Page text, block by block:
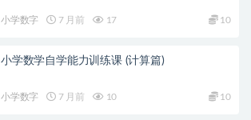
小学数字 7 月前 17 10
小学数学自学能力训练课 (计算篇)
小学数字 7 月前 10 10